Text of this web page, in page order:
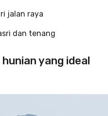
jalan raya
dan tenang
yang ideal